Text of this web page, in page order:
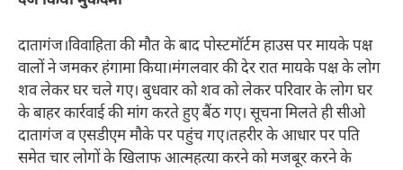
दातागंज।विवाहिता की मौत के बाद पोस्टमॉर्टम हाउस पर मायके पक्ष
वालों ने जमकर हंगामा किया।मंगलवार की देर रात मायके पक्ष के लोग
शव लेकर घर चले गए। बुधवार को शव को लेकर परिवार के लोग घर
के बाहर कार्रवाई की मांग करते हुए बैंठ गए। सूचना मिलते ही सीओ
दातागंज व एसडीएम मौके पर पहुंच गए।तहरीर के आधार पर पति
समेत चार लोगों के खिलाफ आत्महत्या करने को मजबूर करने के